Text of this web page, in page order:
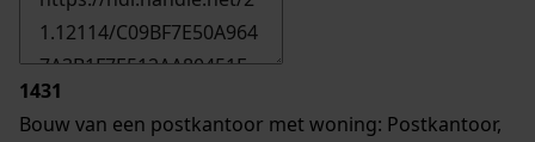
1431
Bouw van een postkantoor met woning: Postkantoor,